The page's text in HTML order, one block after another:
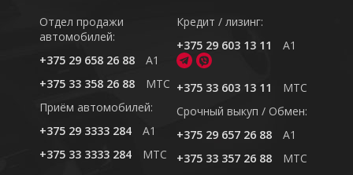
Отдел продажи
автомобилей:
+375 29 658 26 88
A1
+375 33 358 26 88
MTC
Приём автомобилей:
+375 29 3333 284
A1
+375 33 3333 284
MTC
Кредит / лизинг:
+375 29 603 13 11
A1
+375 33 603 13 11
MTC
Cрочный выкуп / Обмен:
+375 29 657 26 88
A1
+375 33 357 26 88
MTC